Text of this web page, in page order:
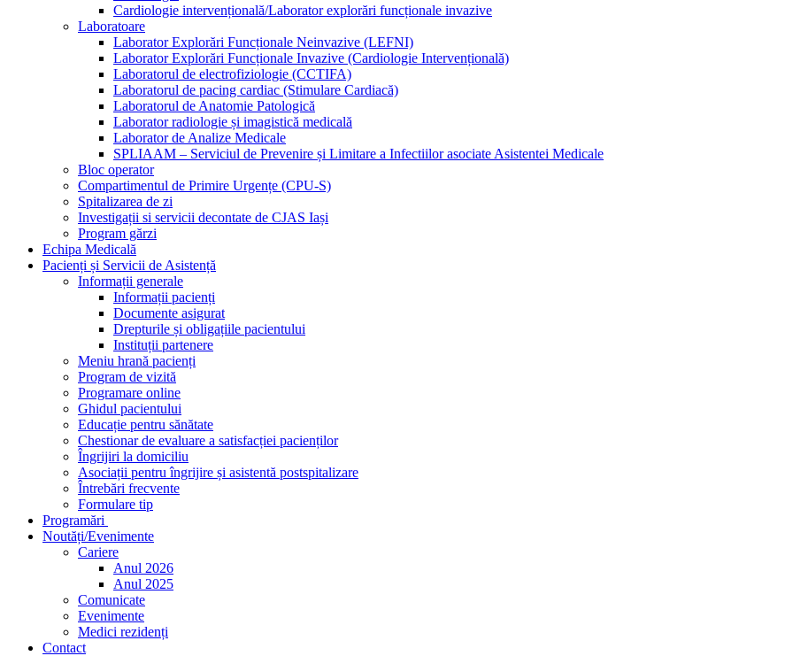
Cardiologie intervențională/Laborator explorări funcționale invazive
Laboratoare
Laborator Explorări Funcționale Neinvazive (LEFNI)
Laborator Explorări Funcționale Invazive (Cardiologie Intervențională)
Laboratorul de electrofiziologie (CCTIFA)
Laboratorul de pacing cardiac (Stimulare Cardiacă)
Laboratorul de Anatomie Patologică
Laborator radiologie și imagistică medicală
Laborator de Analize Medicale
SPLIAAM – Serviciul de Prevenire și Limitare a Infectiilor asociate Asistentei Medicale
Bloc operator
Compartimentul de Primire Urgențe (CPU-S)
Spitalizarea de zi
Investigații si servicii decontate de CJAS Iași
Program gărzi
Echipa Medicală
Pacienți și Servicii de Asistență
Informații generale
Informații pacienți
Documente asigurat
Drepturile și obligațiile pacientului
Instituții partenere
Meniu hrană pacienți
Program de vizită
Programare online
Ghidul pacientului
Educație pentru sănătate
Chestionar de evaluare a satisfacției pacienților
Îngrijiri la domiciliu
Asociații pentru îngrijire și asistentă postspitalizare
Întrebări frecvente
Formulare tip
Programări
Noutăți/Evenimente
Cariere
Anul 2026
Anul 2025
Comunicate
Evenimente
Medici rezidenți
Contact